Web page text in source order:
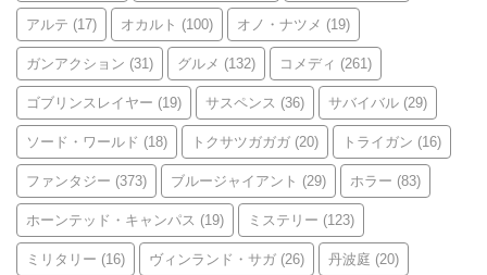
アルテ (17) オカルト (100) オノ・ナツメ (19)
ガンアクション (31) グルメ (132) コメディ (261)
ゴブリンスレイヤー (19) サスペンス (36) サバイバル (29)
ソード・ワールド (18) トクサツガガガ (20) トライガン (16)
ファンタジー (373) ブルージャイアント (29) ホラー (83)
ホーンテッド・キャンパス (19) ミステリー (123)
ミリタリー (16) ヴィンランド・サガ (26) 丹波庭 (20)